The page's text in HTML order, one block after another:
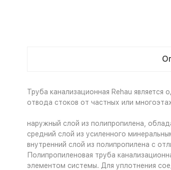
Труба канализационная Rehau
отвода стоков от частных или
наружный слой из полипропилена,
средний слой из усиленного
внутренний слой из полипропилена с
Полипропиленовая труба
элементом системы. Для уплотнения